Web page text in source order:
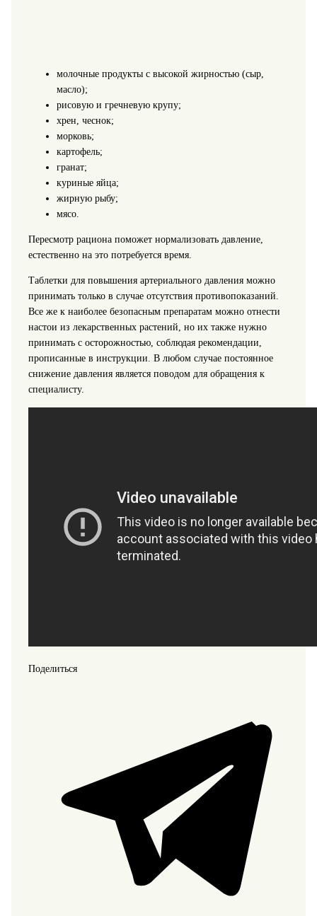
молочные продукты с высокой жирностью (сыр,
масло);
рисовую и гречневую крупу;
хрен, чеснок;
морковь;
картофель;
гранат;
куриные яйца;
жирную рыбу;
мясо.
Пересмотр рациона поможет нормализовать давление,
естественно на это потребуется время.
Таблетки для повышения артериального давления можно
принимать только в случае отсутствия противопоказаний.
Все же к наиболее безопасным препаратам можно отнести
настои из лекарственных растений, но их также нужно
принимать с осторожностью, соблюдая рекомендации,
прописанные в инструкции. В любом случае постоянное
снижение давления является поводом для обращения к
специалисту.
Поделиться